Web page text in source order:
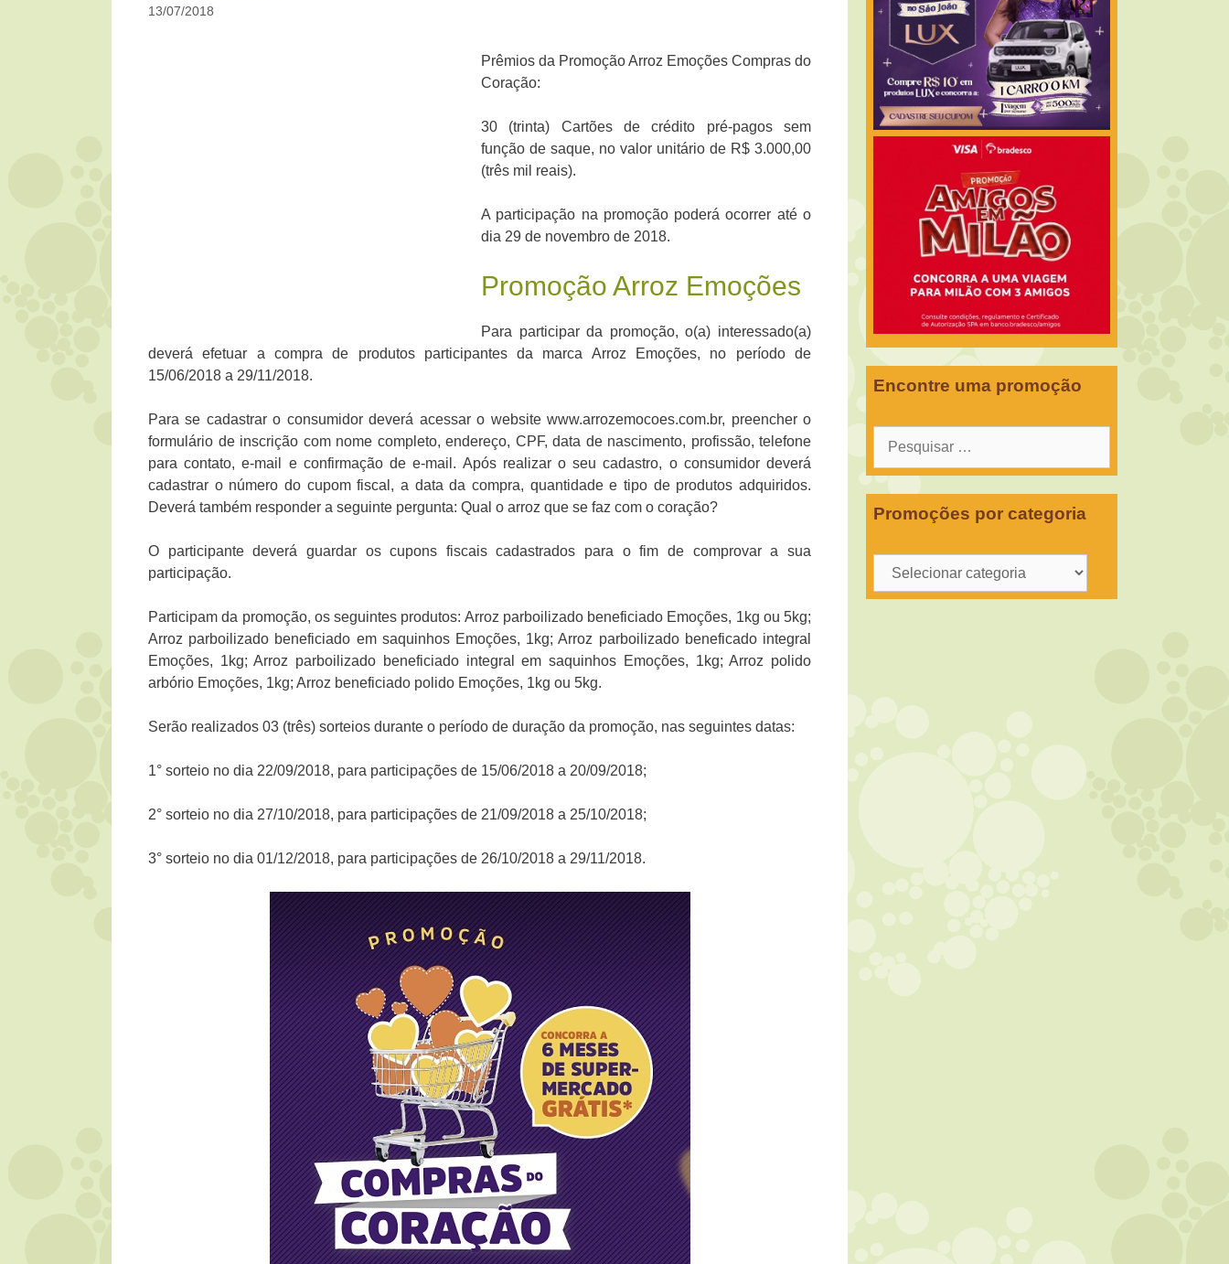
13/07/2018
Prêmios da Promoção Arroz Emoções Compras do
Coração:
30 (trinta) Cartões de crédito pré-pagos sem
função de saque, no valor unitário de R$ 3.000,00
(três mil reais).
A participação na promoção poderá ocorrer até o
dia 29 de novembro de 2018.
Promoção Arroz Emoções
Para participar da promoção, o(a) interessado(a)
deverá efetuar a compra de produtos participantes da marca Arroz Emoções, no período de
15/06/2018 a 29/11/2018.
Para se cadastrar o consumidor deverá acessar o website www.arrozemocoes.com.br, preencher o
formulário de inscrição com nome completo, endereço, CPF, data de nascimento, profissão, telefone
para contato, e-mail e confirmação de e-mail. Após realizar o seu cadastro, o consumidor deverá
cadastrar o número do cupom fiscal, a data da compra, quantidade e tipo de produtos adquiridos.
Deverá também responder a seguinte pergunta: Qual o arroz que se faz com o coração?
O participante deverá guardar os cupons fiscais cadastrados para o fim de comprovar a sua
participação.
Participam da promoção, os seguintes produtos: Arroz parboilizado beneficiado Emoções, 1kg ou 5kg;
Arroz parboilizado beneficiado em saquinhos Emoções, 1kg; Arroz parboilizado beneficado integral
Emoções, 1kg; Arroz parboilizado beneficiado integral em saquinhos Emoções, 1kg; Arroz polido
arbório Emoções, 1kg; Arroz beneficiado polido Emoções, 1kg ou 5kg.
Serão realizados 03 (três) sorteios durante o período de duração da promoção, nas seguintes datas:
1° sorteio no dia 22/09/2018, para participações de 15/06/2018 a 20/09/2018;
2° sorteio no dia 27/10/2018, para participações de 21/09/2018 a 25/10/2018;
3° sorteio no dia 01/12/2018, para participações de 26/10/2018 a 29/11/2018.
Encontre uma promoção
Pesquisar
Promoções por categoria
Promoções
por